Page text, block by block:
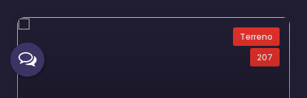
Terreno
207